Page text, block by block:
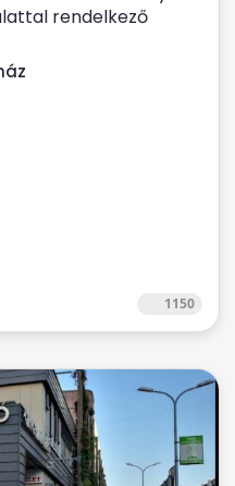
rendelkező
1150